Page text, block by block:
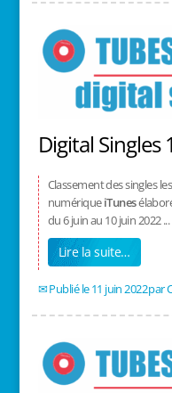
Digital
Classement des singles
numériqueiTunes
du 6 juin au 10 juin 2022 ...
Lire la suite…
11 juin 2022/